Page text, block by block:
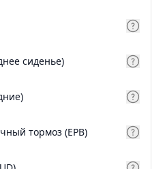
сиденье)
тормоз (EPB)